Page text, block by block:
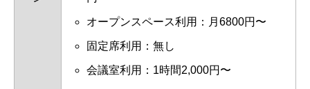
オープンスペース利用：月6800円〜
固定席利用：無し
会議室利用：1時間2,000円〜